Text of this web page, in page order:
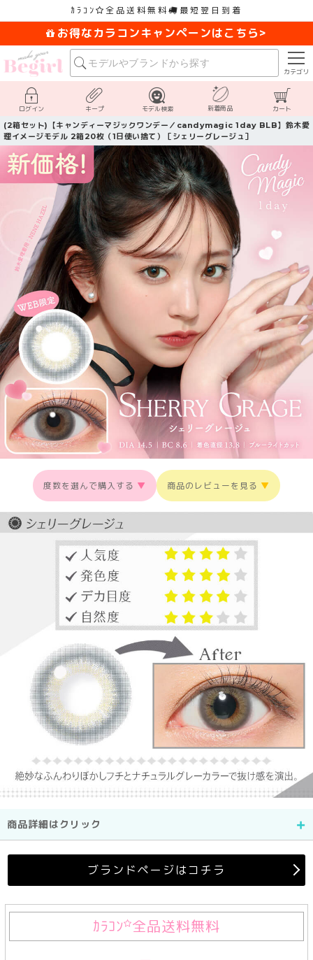
ｶﾗｺﾝ 全品送料無料 最短翌日到着
お得なカラコンキャンペーンはこちら>
カテゴリ
ログイン キープ モデル検索 新着商品 カート
(2箱セット)【キャンディーマジックワンデー／candymagic 1day BLB】鈴木愛
理イメージモデル 2箱20枚（1日使い捨て）［シェリーグレージュ］
度数を選んで購入する ▼ 商品のレビューを見る ▼
商品詳細はクリック
ブランドページはコチラ
ｶﾗｺﾝ 全品送料無料